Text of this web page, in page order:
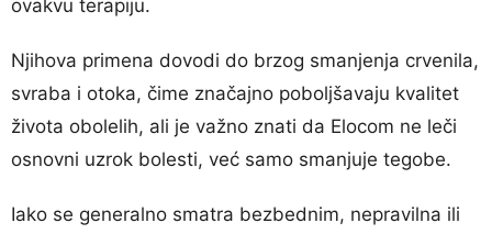
ovakvu terapiju.
Njihova primena dovodi do brzog smanjenja crvenila,
svraba i otoka, čime značajno poboljšavaju kvalitet
života obolelih, ali je važno znati da Elocom ne leči
osnovni uzrok bolesti, već samo smanjuje tegobe.
Iako se generalno smatra bezbednim, nepravilna ili